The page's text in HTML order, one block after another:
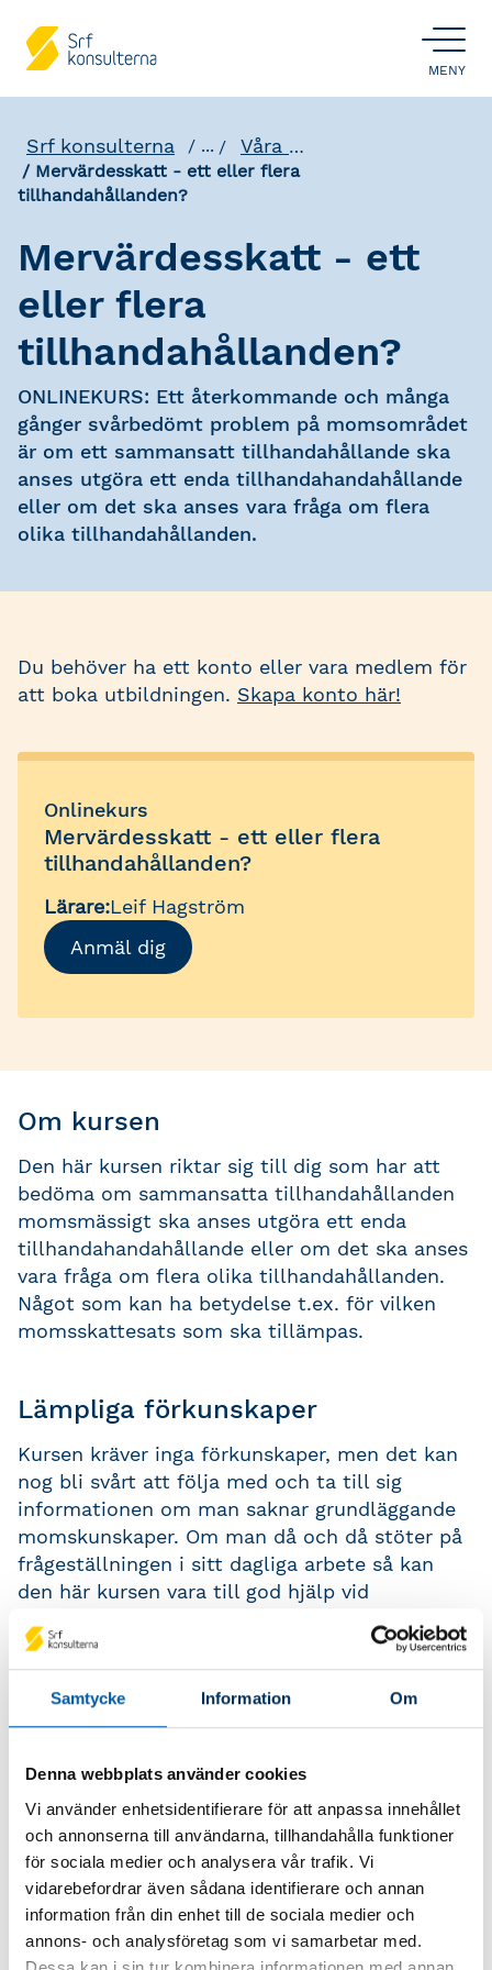
Samtycke Information Om
Denna webbplats använder cookies
Vi använder enhetsidentifierare för att anpassa innehållet
och annonserna till användarna, tillhandahålla funktioner
för sociala medier och analysera vår trafik. Vi
vidarebefordrar även sådana identifierare och annan
information från din enhet till de sociala medier och
annons- och analysföretag som vi samarbetar med.
ÖPPNA
MENY
Srf konsulterna ... Våra utbildningar
Mervärdesskatt - ett eller flera
tillhandahållanden?
Mervärdesskatt - ett
eller flera
tillhandahållanden?
ONLINEKURS: Ett återkommande och många
gånger svårbedömt problem på momsområdet
är om ett sammansatt tillhandahållande ska
anses utgöra ett enda tillhandahandahållande
eller om det ska anses vara fråga om flera
olika tillhandahållanden.
Du behöver ha ett konto eller vara medlem för
att boka utbildningen. Skapa konto här!
Onlinekurs
Mervärdesskatt - ett eller flera
tillhandahållanden?
Lärare:Leif Hagström
Anmäl dig
Om kursen
Den här kursen riktar sig till dig som har att
bedöma om sammansatta tillhandahållanden
momsmässigt ska anses utgöra ett enda
tillhandahandahållande eller om det ska anses
vara fråga om flera olika tillhandahållanden.
Något som kan ha betydelse t.ex. för vilken
momsskattesats som ska tillämpas.
Lämpliga förkunskaper
Kursen kräver inga förkunskaper, men det kan
nog bli svårt att följa med och ta till sig
informationen om man saknar grundläggande
momskunskaper. Om man då och då stöter på
frågeställningen i sitt dagliga arbete så kan
den här kursen vara till god hjälp vid
Kursmål
bakgrund som kan ge dig förståelse för hur
man ska tänka och även andra verktyg för att
kunna göra en bedömning i det enskilda fallet
av om ett sammansatt tillhandahållande
momsmässigt ska anses utgöra ett enda
tillhandahandahållande eller om det ska anses
vara fråga om flera olika tillhandahållanden.